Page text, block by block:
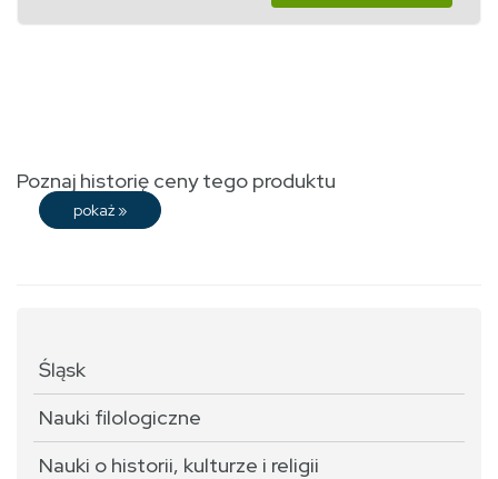
Poznaj historię ceny tego produktu
pokaż »
Śląsk
Nauki filologiczne
Nauki o historii, kulturze i religii